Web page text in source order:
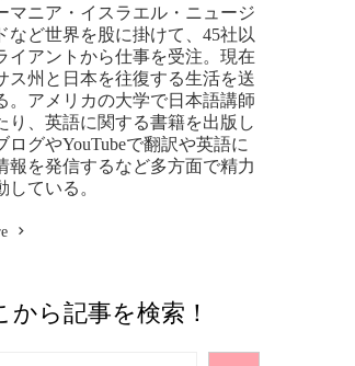
マニア・イスラエル・ニュージ
など世界を股に掛けて、45社以
イアントから仕事を受注。現在
ス州と日本を往復する生活を送
。アメリカの大学で日本語講師
り、英語に関する書籍を出版し
ログやYouTubeで翻訳や英語に
報を発信するなど多方面で精力
している。
から記事を検索！